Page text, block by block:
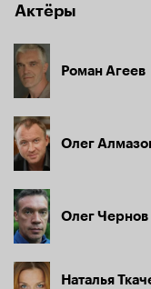
Актёры
Роман Агеев
Олег
Олег Чернов
Наталья